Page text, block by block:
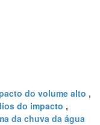
do volume alto ,
do impacto ,
da chuva da água